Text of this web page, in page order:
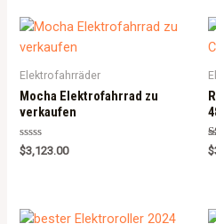
Elektrofahrräder
Mocha Elektrofahrrad zu
verkaufen
Rated
0
$3,123.00 $